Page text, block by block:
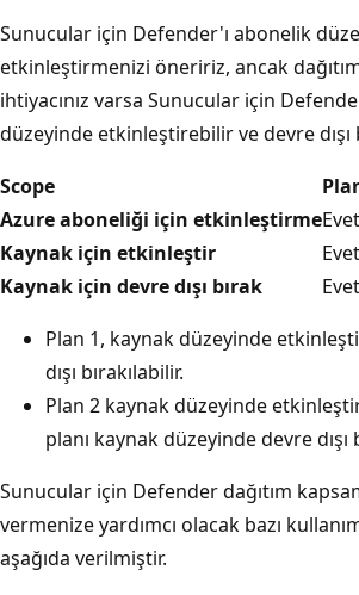
Sunucular için Defender'ı abonelik
etkinleştirmenizi öneririz, ancak
ihtiyacınız varsa Sunucular için
düzeyinde etkinleştirebilir ve devre dışı
Scope
Azure aboneliği için etkinleştirmeEvet
Kaynak için etkinleştir
Evet
Kaynak için devre dışı bırak
Evet
Plan 1, kaynak düzeyinde
dışı bırakılabilir.
Plan 2 kaynak düzeyinde
planı kaynak düzeyinde devre
Sunucular için Defender dağıtım
vermenize yardımcı olacak bazı
aşağıda verilmiştir.